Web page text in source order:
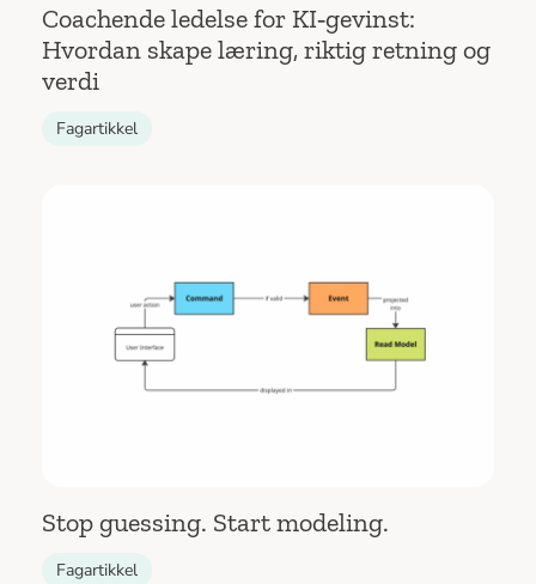
Coachende ledelse for KI‑gevinst:
Hvordan skape læring, riktig retning og
verdi
Fagartikkel
Stop guessing. Start modeling.
Fagartikkel